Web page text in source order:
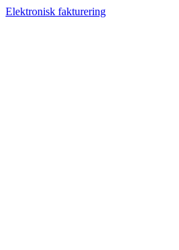
Elektronisk fakturering